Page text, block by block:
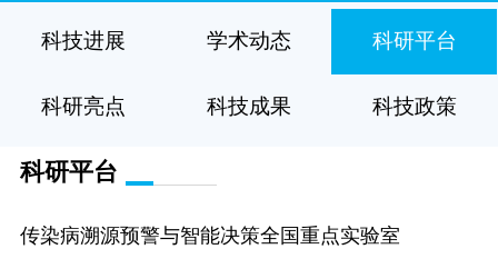
科技进展 学术动态 科研平台
科研亮点 科技成果 科技政策
科研平台
传染病溯源预警与智能决策全国重点实验室